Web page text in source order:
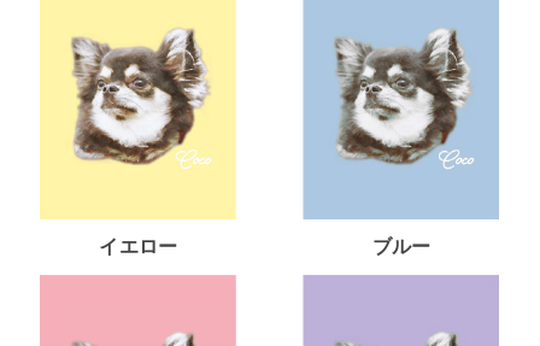
イエロー ブルー